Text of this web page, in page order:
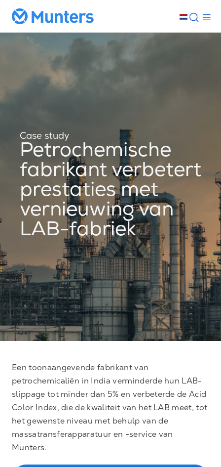
Case study
Petrochemische
fabrikant verbetert
prestaties met
vernieuwing van
LAB-fabriek
Een toonaangevende fabrikant van
petrochemicaliën in India verminderde hun LAB-
slippage tot minder dan 5% en verbeterde de Acid
Color Index, die de kwaliteit van het LAB meet, tot
het gewenste niveau met behulp van de
massatransferapparatuur en -service van
Munters.